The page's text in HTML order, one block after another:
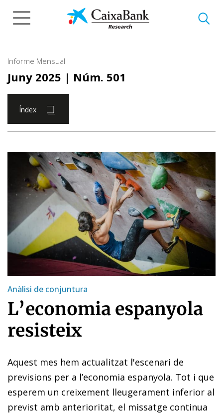
Informe Mensual
Juny 2025 | Núm. 501
Índex
Anàlisi de conjuntura
L’economia espanyola
resisteix
Aquest mes hem actualitzat l'escenari de
previsions per a l’economia espanyola. Tot i que
esperem un creixement lleugerament inferior al
previst amb anterioritat, el missatge continua